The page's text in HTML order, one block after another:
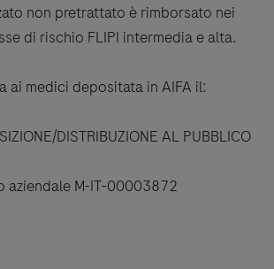
non pretrattato è rimborsato nei
di rischio FLIPI intermedia e alta.
ai medici depositata in AIFA il:
DISTRIBUZIONE AL PUBBLICO
aziendale M-IT-00003872